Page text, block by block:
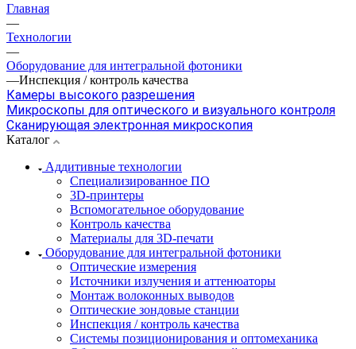
Главная
—
Технологии
—
Оборудование для интегральной фотоники
—Инспекция / контроль качества
Камеры высокого разрешения
Микроскопы для оптического и визуального контроля
Сканирующая электронная микроскопия
Каталог
Аддитивные технологии
Специализированное ПО
3D-принтеры
Вспомогательное оборудование
Контроль качества
Материалы для 3D-печати
Оборудование для интегральной фотоники
Оптические измерения
Источники излучения и аттенюаторы
Монтаж волоконных выводов
Оптические зондовые станции
Инспекция / контроль качества
Системы позиционирования и оптомеханика